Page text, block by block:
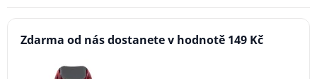
Zdarma od nás dostanete v hodnotě 149 Kč